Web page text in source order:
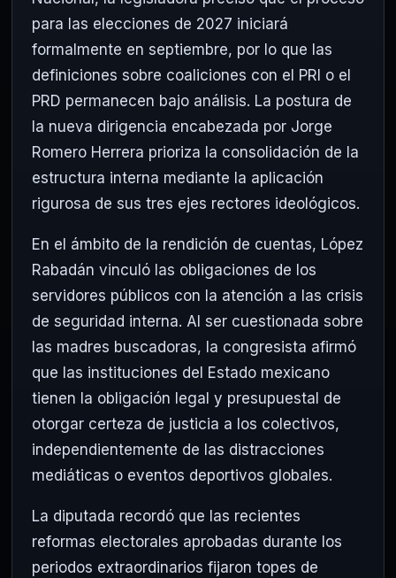
para las elecciones de 2027 iniciará
formalmente en septiembre, por lo que las
definiciones sobre coaliciones con el PRI o el
PRD permanecen bajo análisis. La postura de
la nueva dirigencia encabezada por Jorge
Romero Herrera prioriza la consolidación de la
estructura interna mediante la aplicación
rigurosa de sus tres ejes rectores ideológicos.
En el ámbito de la rendición de cuentas, López
Rabadán vinculó las obligaciones de los
servidores públicos con la atención a las crisis
de seguridad interna. Al ser cuestionada sobre
las madres buscadoras, la congresista afirmó
que las instituciones del Estado mexicano
tienen la obligación legal y presupuestal de
otorgar certeza de justicia a los colectivos,
independientemente de las distracciones
mediáticas o eventos deportivos globales.
La diputada recordó que las recientes
reformas electorales aprobadas durante los
periodos extraordinarios fijaron topes de